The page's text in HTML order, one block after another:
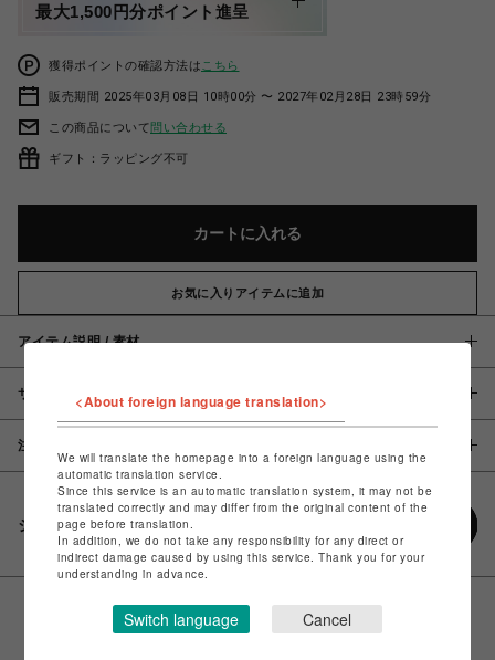
最大1,500円分ポイント進呈
獲得ポイントの確認方法は こちら
販売期間 2025年03月08日 10時00分 〜 2027年02月28日 23時59分
この商品について問い合わせる
ギフト：ラッピング不可
カートに入れる
お気に入りアイテムに追加
アイテム説明 / 素材
サイズ
注意事項
シェアする
<About foreign language translation>
We will translate the homepage into a foreign language using the
automatic translation service.
Since this service is an automatic translation system, it may not be
translated correctly and may differ from the original content of the
page before translation.
In addition, we do not take any responsibility for any direct or
indirect damage caused by using this service. Thank you for your
understanding in advance.
Switch language Cancel